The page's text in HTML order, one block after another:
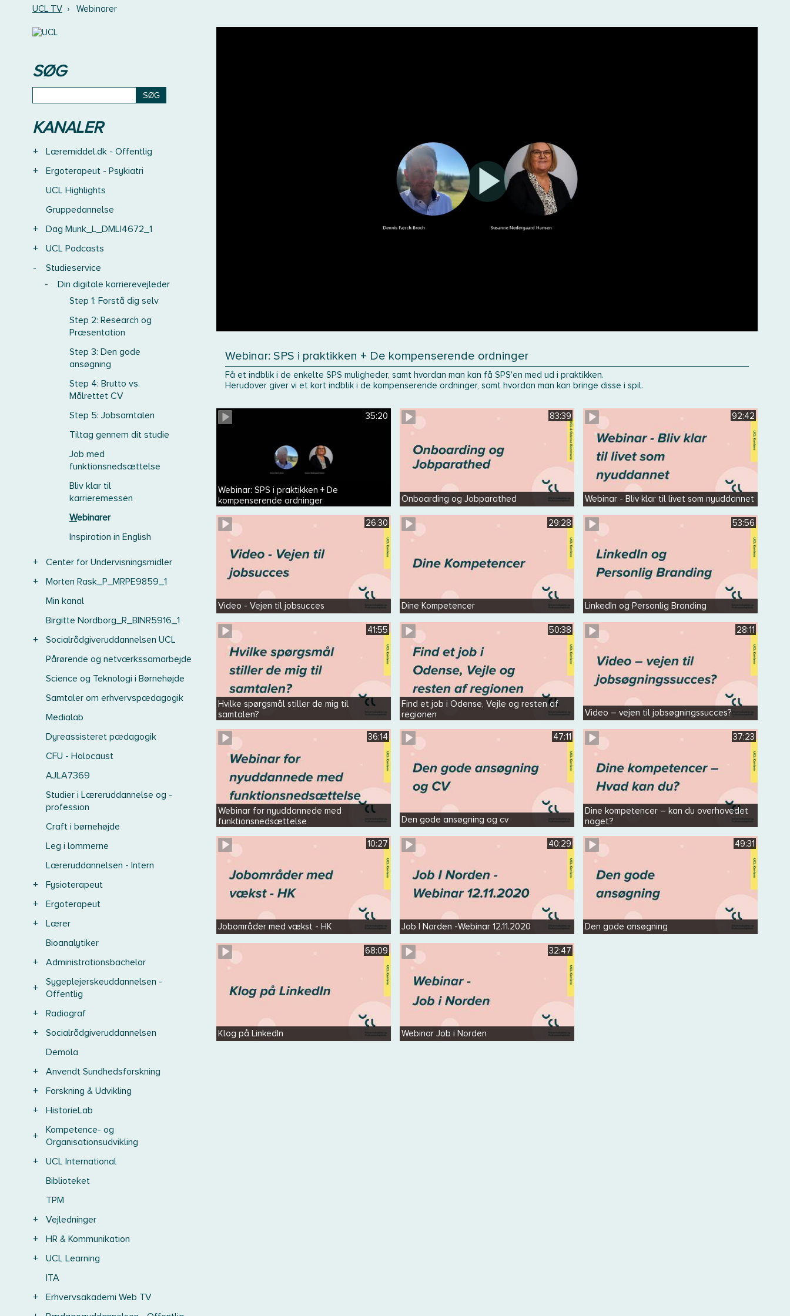
UCL TV › Webinarer
SØG
KANALER
+
Læremiddel.dk - Offentlig
+
Ergoterapeut - Psykiatri
UCL Highlights
Gruppedannelse
+
Dag Munk_L_DMLI4672_1
+
UCL Podcasts
-
Studieservice
-
Din digitale karrierevejleder
Step 1: Forstå dig selv
Step 2: Research og
Præsentation
Step 3: Den gode
ansøgning
Step 4: Brutto vs.
Målrettet CV
Step 5: Jobsamtalen
Tiltag gennem dit studie
Job med
funktionsnedsættelse
Bliv klar til
karrieremessen
Webinarer
Inspiration in English
+
Center for Undervisningsmidler
+
Morten Rask_P_MRPE9859_1
Min kanal
Birgitte Nordborg_R_BINR5916_1
+
Socialrådgiveruddannelsen UCL
Pårørende og netværkssamarbejde
Science og Teknologi i Børnehøjde
Samtaler om erhvervspædagogik
Medialab
Dyreassisteret pædagogik
CFU - Holocaust
AJLA7369
Studier i Læreruddannelse og -
profession
Craft i børnehøjde
Leg i lommerne
Læreruddannelsen - Intern
+
Fysioterapeut
+
Ergoterapeut
+
Lærer
Bioanalytiker
+
Administrationsbachelor
+
Sygeplejerskeuddannelsen -
Offentlig
+
Radiograf
+
Socialrådgiveruddannelsen
Demola
+
Anvendt Sundhedsforskning
+
Forskning & Udvikling
+
HistorieLab
+
Kompetence- og
Organisationsudvikling
+
UCL International
Biblioteket
TPM
+
Vejledninger
+
HR & Kommunikation
+
UCL Learning
ITA
+
Erhvervsakademi Web TV
Webinar: SPS i praktikken + De kompenserende ordninger
Få et indblik i de enkelte SPS muligheder, samt hvordan man kan få SPS'en med ud i praktikken.
Herudover giver vi et kort indblik i de kompenserende ordninger, samt hvordan man kan bringe disse i spil.
35:20
Webinar: SPS i praktikken + De
kompenserende ordninger
83:39
Onboarding og Jobparathed
92:42
Webinar - Bliv klar til livet som nyuddannet
26:30
Video - Vejen til jobsucces
29:28
Dine Kompetencer
53:56
LinkedIn og Personlig Branding
41:55
Hvilke spørgsmål stiller de mig til
samtalen?
50:38
Find et job i Odense, Vejle og resten af
regionen
28:11
Video – vejen til jobsøgningssucces?
36:14
Webinar for nyuddannede med
funktionsnedsættelse
47:11
Den gode ansøgning og cv
37:23
Dine kompetencer – kan du overhovedet
noget?
10:27
Jobområder med vækst - HK
40:29
Job I Norden -Webinar 12.11.2020
49:31
Den gode ansøgning
68:09
Klog på LinkedIn
32:47
Webinar Job i Norden